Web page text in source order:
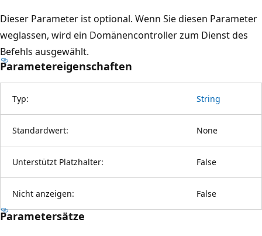
Dieser Parameter ist optional. Wenn Sie diesen Parameter
weglassen, wird ein Domänencontroller zum Dienst des
Befehls ausgewählt.
Parametereigenschaften
Typ: String
Standardwert: None
Unterstützt Platzhalter: False
Nicht anzeigen: False
Parametersätze